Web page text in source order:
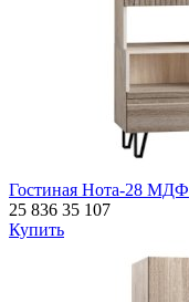
Гостиная Нота-28 МДФ
25 836 35 107
Купить